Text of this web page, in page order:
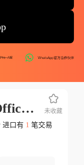
The Commanding Officer Naval S
进口有 1 笔交易
未收藏